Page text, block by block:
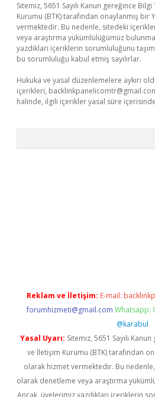
Sitemiz, 5651 Sayılı Kanun gereğince
Kurumu (BTK) tarafından onaylanmış bir
vermektedir. Bu nedenle, sitedeki
veya araştırma yükümlülüğümüz
yazdıkları içeriklerin sorumluluğunu
bu sorumluluğu kabul etmiş sayılırlar.
Hukuka ve yasal düzenlemelere aykırı
içerikleri,
halinde, ilgili içerikler yasal süre
Reklam ve İletişim: E-mail:
forumhizmeti@gmail.com Whatsapp:
@karabul
Yasal Uyarı: Sitemiz, 5651 Sayılı
ve İletişim Kurumu (BTK) tarafından
olarak hizmet vermektedir. Bu
olarak denetleme veya araştırma
Ancak, üyelerimiz yazdıkları içeriklerin